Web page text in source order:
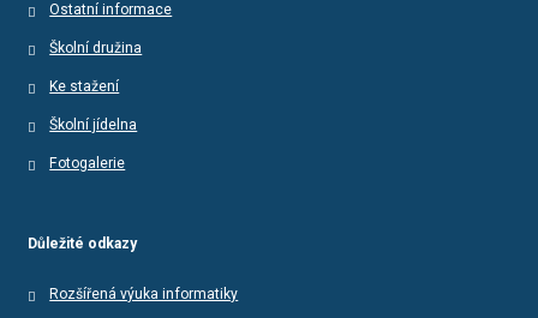
Ostatní informace
Školní družina
Ke stažení
Školní jídelna
Fotogalerie
Důležité odkazy
Rozšířená výuka informatiky